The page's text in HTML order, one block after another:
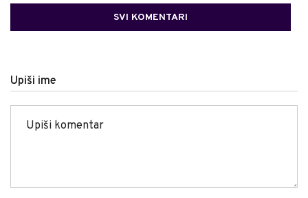
SVI KOMENTARI
Upiši ime